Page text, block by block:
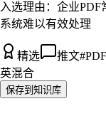
入选理由： 企业PDF
系统难以有效处理
精选 推文#
英混合
保存到知识库